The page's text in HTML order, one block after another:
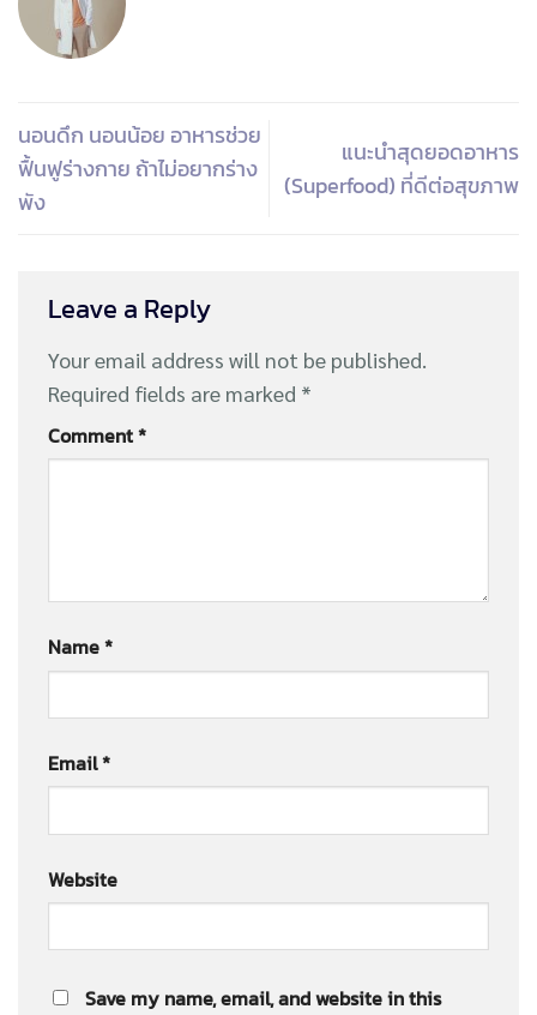
นอนดึก นอนน้อย อาหารช่วย
ฟื้นฟูร่างกาย ถ้าไม่อยากร่าง
พัง
แนะนำสุดยอดอาหาร
(Superfood) ที่ดีต่อสุขภาพ
Leave a Reply
Your email address will not be published.
Required fields are marked *
Comment*
Name*
Email*
Website
Save my name, email, and website in this